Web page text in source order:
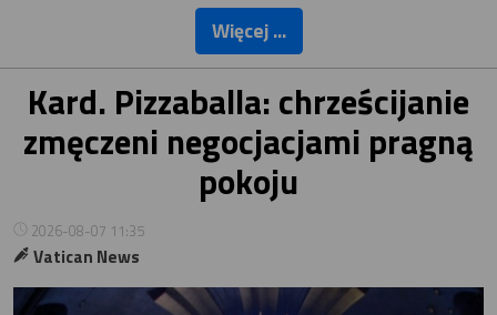
Więcej ...
Kard. Pizzaballa: chrześcijanie
zmęczeni negocjacjami pragną
pokoju
2026-08-07 11:35
Vatican News